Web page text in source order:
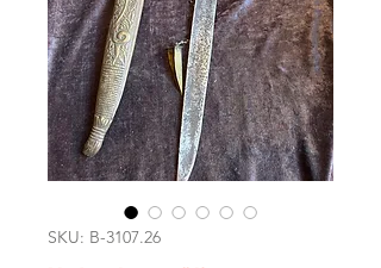
SKU: B-3107.26